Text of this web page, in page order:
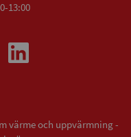
13:00
värme och uppvärmning -